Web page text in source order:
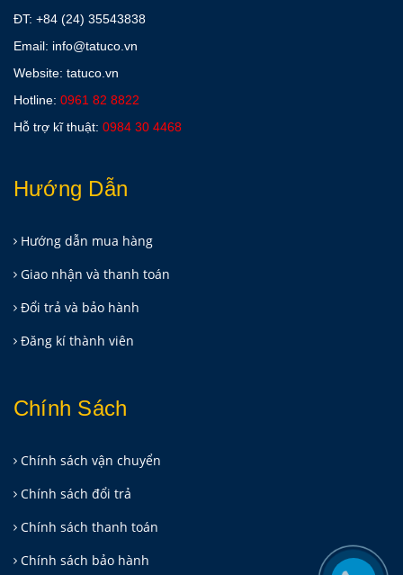
ĐT: +84 (24) 35543838
Email: info@tatuco.vn
Website: tatuco.vn
Hotline: 0961 82 8822
Hỗ trợ kĩ thuật: 0984 30 4468
Hướng Dẫn
Hướng dẫn mua hàng
Giao nhận và thanh toán
Đổi trả và bảo hành
Đăng kí thành viên
Chính Sách
Chính sách vận chuyển
Chính sách đổi trả
Chính sách thanh toán
Chính sách bảo hành